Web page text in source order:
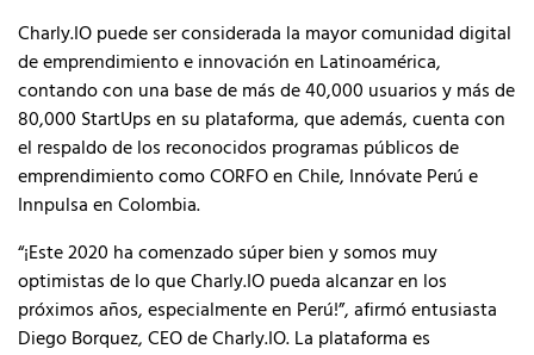
Charly.IO puede ser considerada la mayor comunidad digital
de emprendimiento e innovación en Latinoamérica,
contando con una base de más de 40,000 usuarios y más de
80,000 StartUps en su plataforma, que además, cuenta con
el respaldo de los reconocidos programas públicos de
emprendimiento como CORFO en Chile, Innóvate Perú e
Innpulsa en Colombia.
“¡Este 2020 ha comenzado súper bien y somos muy
optimistas de lo que Charly.IO pueda alcanzar en los
próximos años, especialmente en Perú!”, afirmó entusiasta
Diego Borquez, CEO de Charly.IO. La plataforma es